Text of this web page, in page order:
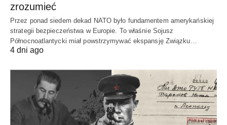
zrozumieć
Przez ponad siedem dekad NATO było fundamentem amerykańskiej
strategii bezpieczeństwa w Europie. To właśnie Sojusz
Północnoatlantycki miał powstrzymywać ekspansję Związku…
4 dni ago